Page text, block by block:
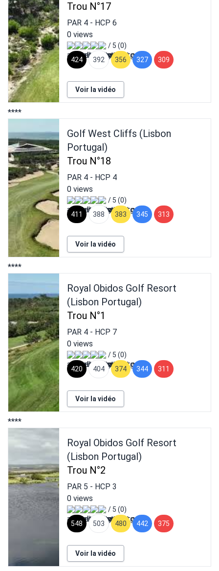
Trou N°17
PAR 4- HCP 6
0 views
/ 5 (0)
424
392 356 327 309
Voir la vidéo
****
Golf West Cliffs (Lisbon
Portugal)
Trou N°18
PAR 4- HCP 4
0 views
/ 5 (0)
411
388 383 345 313
Voir la vidéo
****
Royal Obidos Golf Resort
(Lisbon Portugal)
Trou N°1
PAR 4- HCP 7
0 views
/ 5 (0)
420
404 374 344 311
Voir la vidéo
****
Royal Obidos Golf Resort
(Lisbon Portugal)
Trou N°2
PAR 5 - HCP 3
0 views
/ 5 (0)
548
503 480 442 375
Voir la vidéo